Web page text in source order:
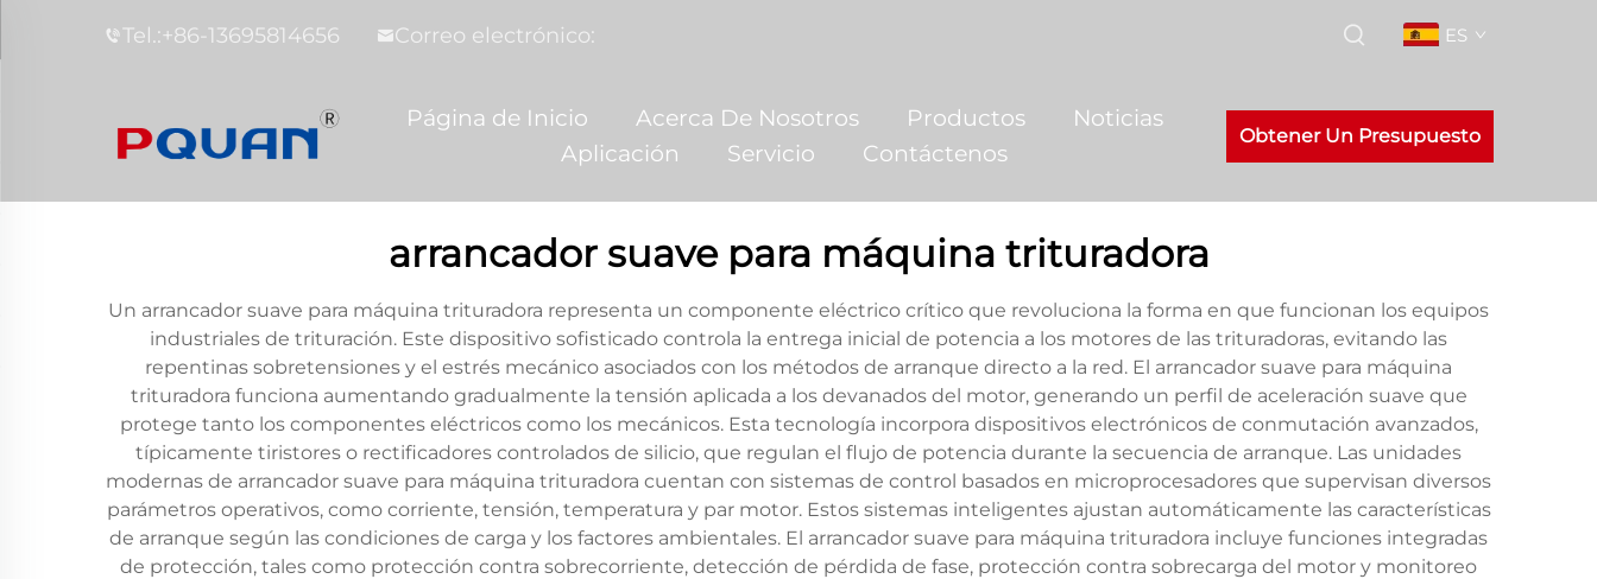
Tel.:+86-13695814656 Correo electrónico: ES
Página de Inicio Acerca De Nosotros Productos
Noticias
Aplicación
Servicio Contáctenos
Obtener Un Presupuesto
arrancador suave para máquina trituradora
Un arrancador suave para máquina trituradora representa un componente eléctrico crítico que revoluciona la forma en que funcionan los equipos
industriales de trituración. Este dispositivo sofisticado controla la entrega inicial de potencia a los motores de las trituradoras, evitando las
repentinas sobretensiones y el estrés mecánico asociados con los métodos de arranque directo a la red. El arrancador suave para máquina
trituradora funciona aumentando gradualmente la tensión aplicada a los devanados del motor, generando un perfil de aceleración suave que
protege tanto los componentes eléctricos como los mecánicos. Esta tecnología incorpora dispositivos electrónicos de conmutación avanzados,
típicamente tiristores o rectificadores controlados de silicio, que regulan el flujo de potencia durante la secuencia de arranque. Las unidades
modernas de arrancador suave para máquina trituradora cuentan con sistemas de control basados en microprocesadores que supervisan diversos
parámetros operativos, como corriente, tensión, temperatura y par motor. Estos sistemas inteligentes ajustan automáticamente las características
de arranque según las condiciones de carga y los factores ambientales. El arrancador suave para máquina trituradora incluye funciones integradas
de protección, tales como protección contra sobrecorriente, detección de pérdida de fase, protección contra sobrecarga del motor y monitoreo